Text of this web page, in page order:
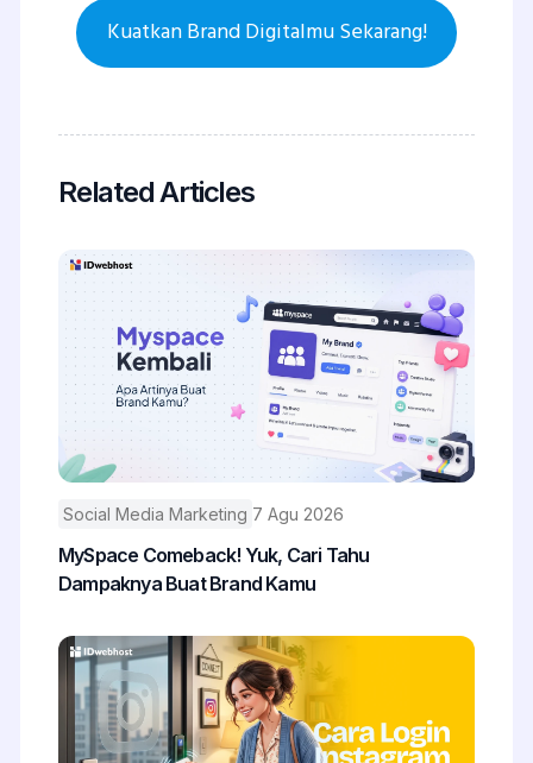
Kuatkan Brand Digitalmu Sekarang!
Related Articles
Social Media Marketing 7 Agu 2026
MySpace Comeback! Yuk, Cari Tahu
Dampaknya Buat Brand Kamu